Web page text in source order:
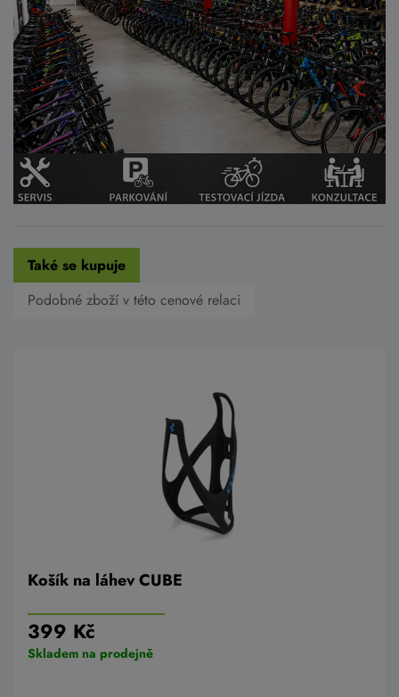
Také se kupuje
Podobné zboží v této cenové relaci
Košík na láhev CUBE
399 Kč
Skladem na prodejně